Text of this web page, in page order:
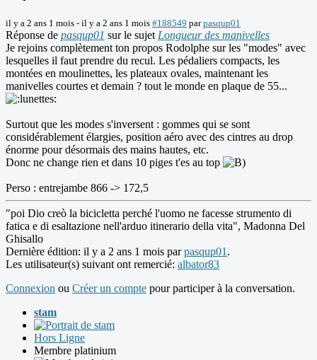
il y a 2 ans 1 mois - il y a 2 ans 1 mois #188549 parpasqup01
Réponse de pasqup01 sur le sujet Longueur des manivelles
Je rejoins complètement ton propos Rodolphe sur les "modes" avec
lesquelles il faut prendre du recul. Les pédaliers compacts, les
montées en moulinettes, les plateaux ovales, maintenant les
manivelles courtes et demain ? tout le monde en plaque de 55...
Surtout que les modes s'inversent : gommes qui se sont
considérablement élargies, position aéro avec des cintres au drop
énorme pour désormais des mains hautes, etc.
Donc ne change rien et dans 10 piges t'es au top
Perso : entrejambe 866 -> 172,5
"poi Dio creò la bicicletta perché l'uomo ne facesse strumento di
fatica e di esaltazione nell'arduo itinerario della vita", Madonna Del
Ghisallo
Dernière édition: il y a 2 ans 1 mois parpasqup01 .
Les utilisateur(s) suivant ont remercié: albator83
Connexion ou Créer un compte pour participer à la conversation.
stam
Hors Ligne
Membre platinium